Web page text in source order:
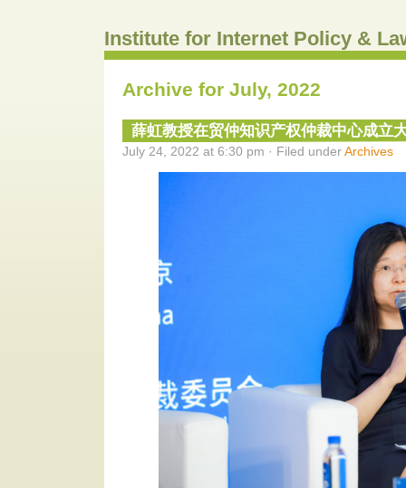
Institute for Internet Policy &
Archive for July, 2022
薛虹教授在贸仲知识产权仲裁中心成立
July 24, 2022 at 6:30 pm · Filed underArchives